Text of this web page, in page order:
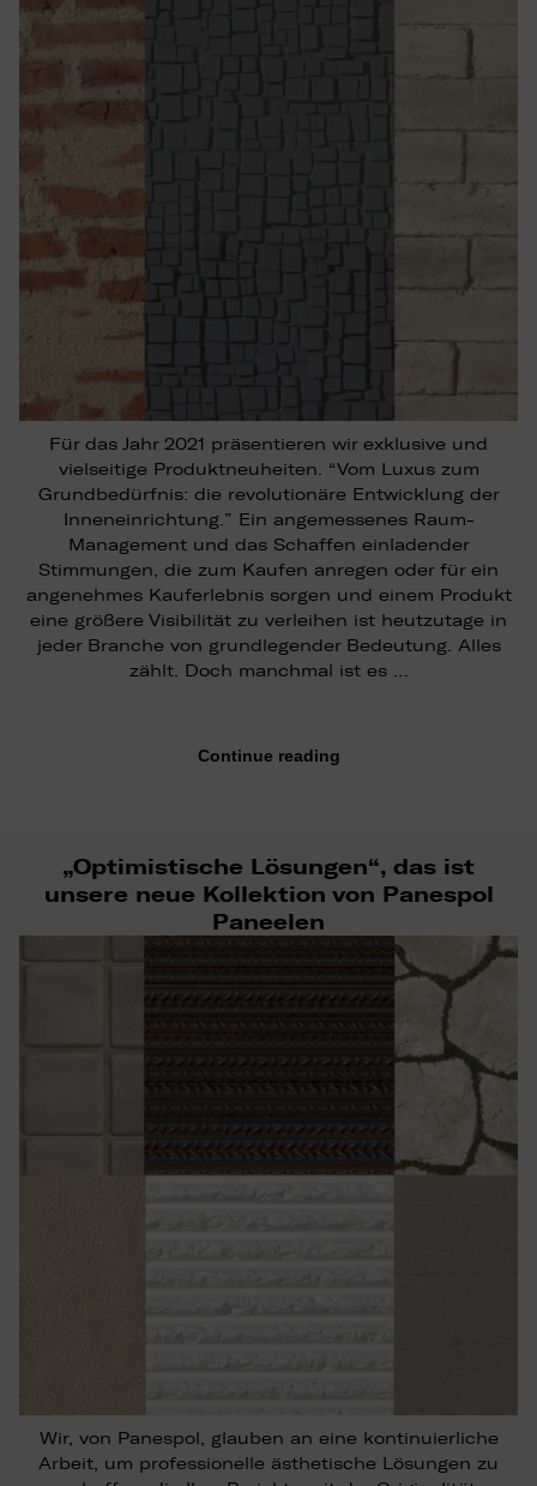
Für das Jahr 2021 präsentieren wir exklusive und
vielseitige Produktneuheiten. “Vom Luxus zum
Grundbedürfnis: die revolutionäre Entwicklung der
Inneneinrichtung.” Ein angemessenes Raum-
Management und das Schaffen einladender
Stimmungen, die zum Kaufen anregen oder für ein
angenehmes Kauferlebnis sorgen und einem Produkt
eine größere Visibilität zu verleihen ist heutzutage in
jeder Branche von grundlegender Bedeutung. Alles
zählt. Doch manchmal ist es …
Continue reading
„Optimistische Lösungen“, das ist
unsere neue Kollektion von Panespol
Paneelen
Wir, von Panespol, glauben an eine kontinuierliche
Arbeit, um professionelle ästhetische Lösungen zu